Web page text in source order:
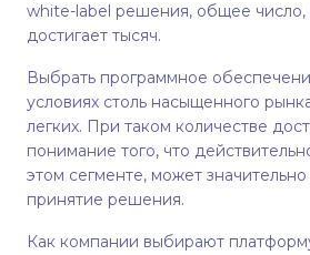
white-label решения, общее число,
достигает тысяч.
Выбрать программное
условиях столь насыщенного
легких. При таком количестве
понимание того, что
этом сегменте, может значительно
принятие решения.
Как компании выбирают